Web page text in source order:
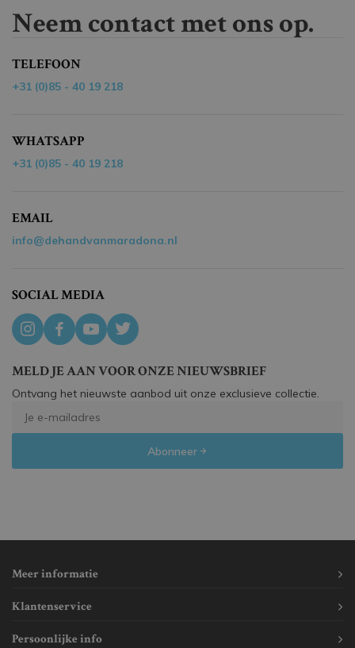
Neem contact met ons op.
TELEFOON
+31 (0)85 - 40 19 218
WHATSAPP
+31 (0)85 - 40 19 218
EMAIL
info@dehandvanmaradona.nl
SOCIAL MEDIA
MELD JE AAN VOOR ONZE NIEUWSBRIEF
Ontvang het nieuwste aanbod uit onze exclusieve collectie.
Abonneer
Meer informatie
Klantenservice
Persoonlijke info